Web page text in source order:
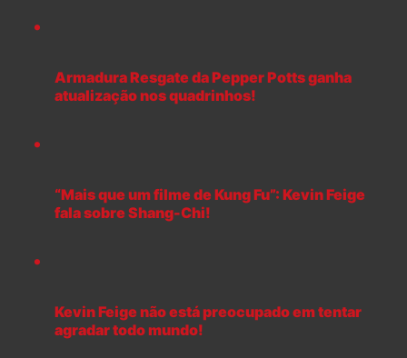
Armadura Resgate da Pepper Potts ganha
atualização nos quadrinhos!
“Mais que um filme de Kung Fu”: Kevin Feige
fala sobre Shang-Chi!
Kevin Feige não está preocupado em tentar
agradar todo mundo!